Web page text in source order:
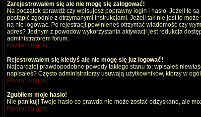
Zarejestrowałem się ale nie mogę się zalogować!
Na początek sprawdź czy wpisujesz poprawny login i hasło. Jeżeli te
postąpić zgodnie z otrzymanymi instrukcjami. Jeżeli tak nie jest to
na nie logować. Po rejestracji powinieneś otrzymać wiadomość czy
adres? Jednym z powodów wykorzystania aktywacji jest redukcja
administratorem forum.
Powrót do góry
Rejestrowałem się kiedyś ale nie mogę się już logować!
Najbardziej prawdopodobne powody takiego stanu to: wpisałeś
napisałeś? Często administratorzy usuwają użytkowników, którzy w
Powrót do góry
Zgubiłem moje hasło!
Nie panikuj! Twoje hasło co prawda nie może zostać odzyskane, ale
Powrót do góry